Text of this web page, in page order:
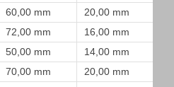
60,00 mm
20,00 mm
72,00 mm
16,00 mm
50,00 mm
14,00 mm
70,00 mm
20,00 mm